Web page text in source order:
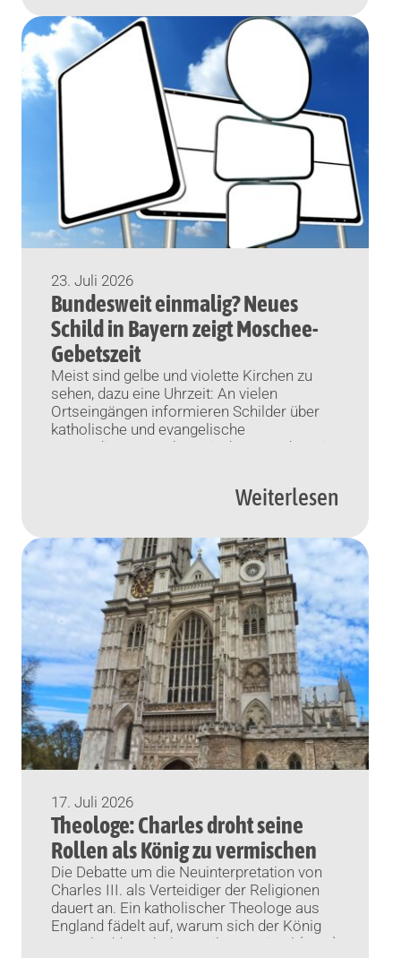
Gebetszeiten imbayerischen Penzberg
angebracht worden; Samstagfrüh war es
bereits nicht mehr zu lesen, […]
23. Juli 2026
Bundesweit einmalig? Neues
Schild in Bayern zeigt Moschee-
Gebetszeit
Meist sind gelbe und violette Kirchen zu
sehen, dazu eine Uhrzeit: An vielen
Ortseingängen informieren Schilder über
katholische und evangelische
Gottesdienste. Im bayerischen Penzberg ist
Vorbeifahren: An vielen Ortseingängen sind
Meist zeigen diese Schilder gelbe und
violette Kirchen, die […]
Weiterlesen
17. Juli 2026
Theologe: Charles droht seine
Rollen als König zu vermischen
Die Debatte um die Neuinterpretation von
Charles III. als Verteidiger der Religionen
dauert an. Ein katholischer Theologe aus
England fädelt auf, warum sich der König
zu verheddern droht. Freiburg/Bristol (KNA)